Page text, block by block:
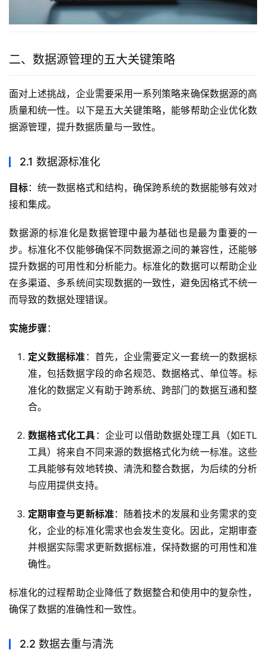
二、数据源管理的五大关键策略
面对上述挑战，企业需要采用一系列策略来确保数据源的高
质量和统一性。以下是五大关键策略，能够帮助企业优化数
据源管理，提升数据质量与一致性。
2.1 数据源标准化
目标：统一数据格式和结构，确保跨系统的数据能够有效对
接和集成。
数据源的标准化是数据管理中最为基础也是最为重要的一
步。标准化不仅能够确保不同数据源之间的兼容性，还能够
提升数据的可用性和分析能力。标准化的数据可以帮助企业
在多渠道、多系统间实现数据的一致性，避免因格式不统一
而导致的数据处理错误。
实施步骤 ：
定义数据标准 ：首先，企业需要定义一套统一的数据标
准，包括数据字段的命名规范、数据格式、单位等。标
准化的数据定义有助于跨系统、跨部门的数据互通和整
合。
数据格式化工具 ：企业可以借助数据处理工具（如ETL
工具）将来自不同来源的数据格式化为统一标准。这些
工具能够有效地转换、清洗和整合数据，为后续的分析
与应用提供支持。
定期审查与更新标准：随着技术的发展和业务需求的变
化，企业的标准化需求也会发生变化。因此，定期审查
并根据实际需求更新数据标准，保持数据的可用性和准
确性。
标准化的过程帮助企业降低了数据整合和使用中的复杂性，
确保了数据的准确性和一致性。
2.2 数据去重与清洗